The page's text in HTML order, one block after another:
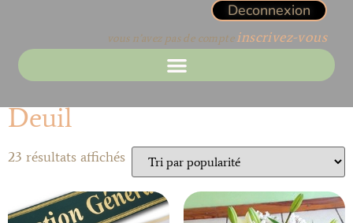
Deconnexion
vous n’avez pas de compteinscrivez-vous
Deuil
23 résultats affichés